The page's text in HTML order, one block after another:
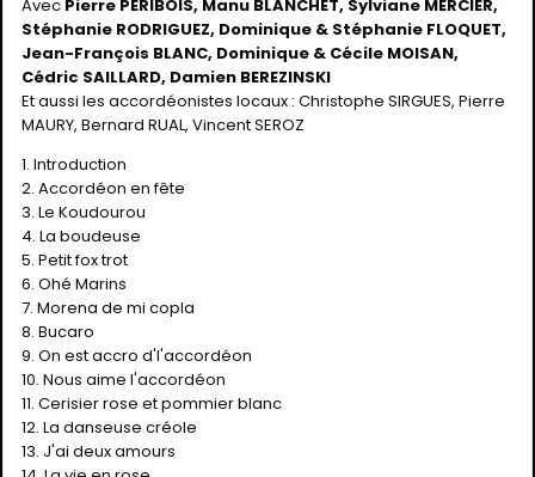
Avec Pierre PERIBOIS, Manu BLANCHET, Sylviane MERCIER,
Stéphanie RODRIGUEZ, Dominique & Stéphanie FLOQUET,
Jean-François BLANC, Dominique & Cécile MOISAN,
Cédric SAILLARD, Damien BEREZINSKI
Et aussi les accordéonistes locaux : Christophe SIRGUES, Pierre
MAURY, Bernard RUAL, Vincent SEROZ
1. Introduction
2. Accordéon en fête
3. Le Koudourou
4. La boudeuse
5. Petit fox trot
6. Ohé Marins
7. Morena de mi copla
8. Bucaro
9. On est accro d'l'accordéon
10. Nous aime l'accordéon
11. Cerisier rose et pommier blanc
12. La danseuse créole
13. J'ai deux amours